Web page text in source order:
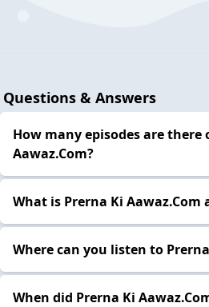
Questions & Answers
How many episodes are there
Aawaz.Com?
What is Prerna Ki Aawaz.Com
Where can you listen to
When did Prerna Ki